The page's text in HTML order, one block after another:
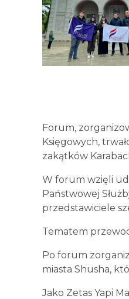
Forum,
Księgowych,
zakątków
W forum wzięli
Państwowej
przedstawiciele
Tematem
Po forum
miasta Shusha,
Jako Zetas Yapi